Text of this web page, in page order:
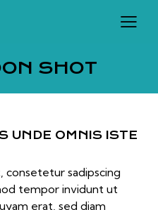
SHOT
UNDE OMNIS ISTE
consetetur sadipscing
tempor invidunt ut
erat, sed diam